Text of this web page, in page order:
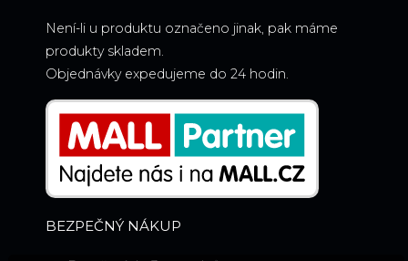
Není-li u produktu označeno jinak, pak máme
produkty skladem.
Objednávky expedujeme do 24 hodin.
BEZPEČNÝ NÁKUP